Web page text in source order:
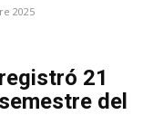
2025
21
del